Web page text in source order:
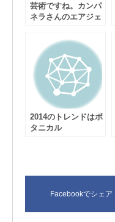
芸術ですね。カンパ
ネラさんのエアジェ
ート♪（動画）
2014のトレンドはボ
タニカル
Facebookでシェア